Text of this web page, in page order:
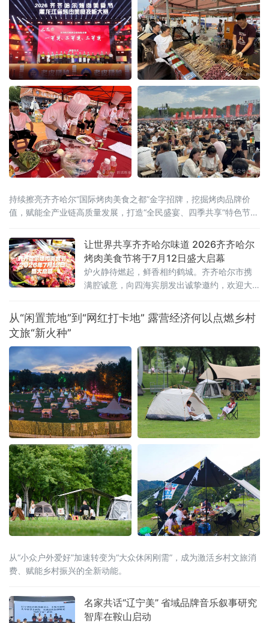
持续擦亮齐齐哈尔“国际烤肉美食之都”金字招牌，挖掘烤肉品牌价
值，赋能全产业链高质量发展，打造“全民盛宴、四季共享”特色节庆
让世界共享齐齐哈尔味道 2026齐齐哈尔
烤肉美食节将于7月12日盛大启幕
炉火静待燃起，鲜香相约鹤城。齐齐哈尔市携
满腔诚意，向四海宾朋发出诚挚邀约，欢迎大
地道齐市烤肉，感受这座城市独有的市井韵味
与待客温情。
从“闲置荒地”到“网红打卡地” 露营经济何以点燃乡村
文旅“新火种”
从“小众户外爱好”加速转变为“大众休闲刚需”，成为激活乡村文旅消
费、赋能乡村振兴的全新动能。
名家共话“辽宁美” 省域品牌音乐叙事研究
智库在鞍山启动